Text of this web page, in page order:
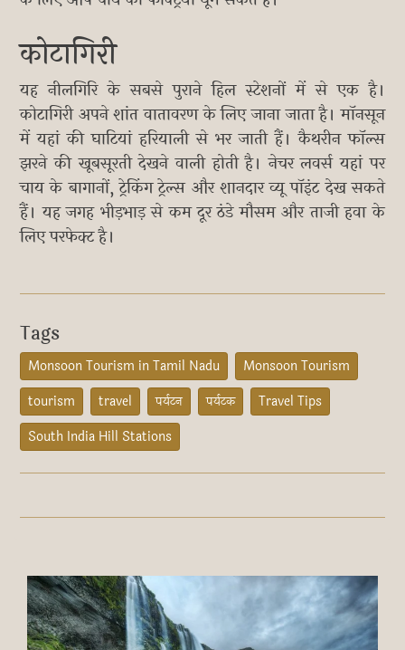
कोटागिरी
यह नीलगिरि के सबसे पुराने हिल स्टेशनों में से एक है।
कोटागिरी अपने शांत वातावरण के लिए जाना जाता है। मॉनसून
में यहां की घाटियां हरियाली से भर जाती हैं। कैथरीन फॉल्स
झरने की खूबसूरती देखने वाली होती है। नेचर लवर्स यहां पर
चाय के बागानों, ट्रेकिंग ट्रेल्स और शानदार व्यू पॉइंट देख सकते
हैं। यह जगह भीड़भाड़ से कम दूर ठंडे मौसम और ताजी हवा के
लिए परफेक्ट है।
Tags
Monsoon Tourism in Tamil Nadu
Monsoon Tourism
tourism
travel पर्यटन पर्यटक
Travel Tips
South India Hill Stations